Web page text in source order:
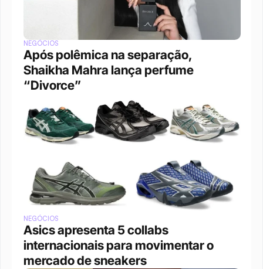
NEGÓCIOS
Após polêmica na separação,
Shaikha Mahra lança perfume
“Divorce”
NEGÓCIOS
Asics apresenta 5 collabs
internacionais para movimentar o
mercado de sneakers